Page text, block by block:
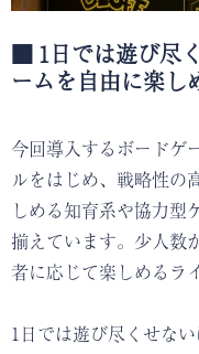
■ 1日では遊び尽
ームを自由に楽し
今回導入するボードゲ
ルをはじめ、戦略性の
しめる知育系や協力型
揃えています。少人数
者に応じて楽しめるラ
1日では遊び尽くせな